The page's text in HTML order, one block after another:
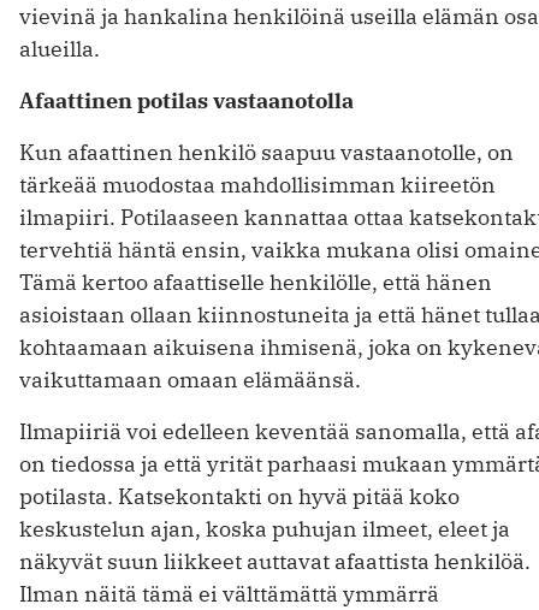
vievinä ja hankalina henkilöinä useilla elämän
alueilla.
Afaattinen potilas vastaanotolla
Kun afaattinen henkilö saapuu vastaanotolle, on
tärkeää muodostaa mahdollisimman kiireetön
ilmapiiri. Potilaaseen kannattaa ottaa
tervehtiä häntä ensin, vaikka mukana olisi
Tämä kertoo afaattiselle henkilölle, että hänen
asioistaan ollaan kiinnostuneita ja että hänet
kohtaamaan aikuisena ihmisenä, joka on
vaikuttamaan omaan elämäänsä.
Ilmapiiriä voi edelleen keventää sanomalla, että
on tiedossa ja että yrität parhaasi mukaan
potilasta. Katsekontakti on hyvä pitää koko
keskustelun ajan, koska puhujan ilmeet, eleet ja
näkyvät suun liikkeet auttavat afaattista henkilöä.
Ilman näitä tämä ei välttämättä ymmärrä